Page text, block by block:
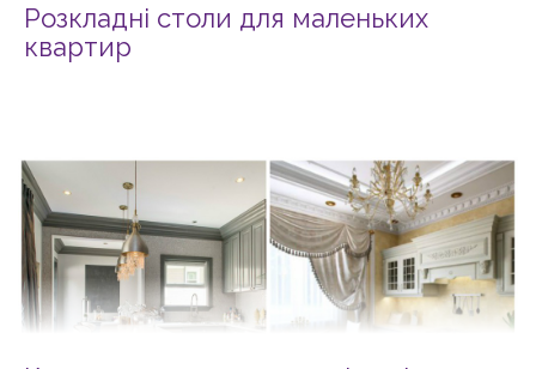
Розкладні столи для маленьких
квартир